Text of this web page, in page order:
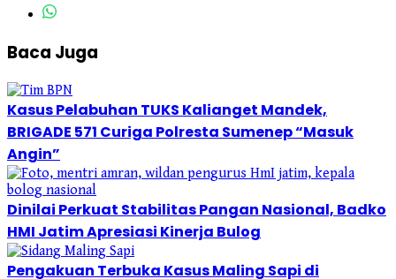
Baca Juga
Kasus Pelabuhan TUKS Kalianget Mandek,
BRIGADE 571 Curiga Polresta Sumenep “Masuk
Angin”
Dinilai Perkuat Stabilitas Pangan Nasional, Badko
HMI Jatim Apresiasi Kinerja Bulog
Pengakuan Terbuka Kasus Maling Sapi di